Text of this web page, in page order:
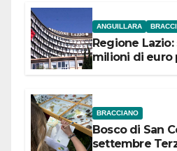
ANGUILLARA
Regione
milioni di euro
BRACCIANO
Bosco di San
settembre